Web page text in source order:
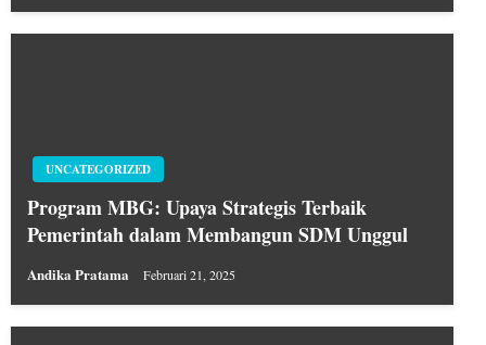
UNCATEGORIZED
Program MBG: Upaya Strategis Terbaik
Pemerintah dalam Membangun SDM Unggul
Andika Pratama Februari 21, 2025